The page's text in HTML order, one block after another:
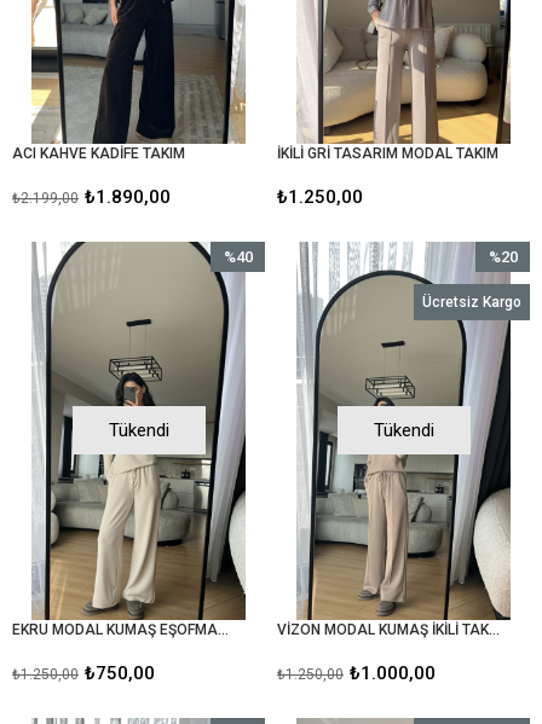
ACI KAHVE KADİFE TAKIM
₺1.890,00
₺2.199,00
İKİLİ GRİ TASARIM MODAL TAKIM
₺1.250,00
Tükendi
EKRU MODAL KUMAŞ EŞOFMAN TAKIMI
₺750,00
₺1.250,00
%40
İndirim
%40İndirim
Tükendi
VİZON MODAL KUMAŞ İKİLİ TAKIM
₺1.000,00
₺1.250,00
%20
İndirim
Ücretsiz Kargo